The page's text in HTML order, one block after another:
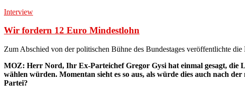
Interview
Wir fordern 12 Euro Mindestlohn
Zum Abschied von der politischen Bühne des Bundestages veröffentlichte
MOZ: Herr Nord, Ihr Ex-Parteichef Gregor Gysi hat einmal gesagt, die
wählen würden. Momentan sieht es so aus, als würde dies auch nach
Partei?